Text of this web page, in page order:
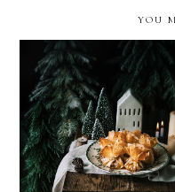
YOU
10 entrées de Noël